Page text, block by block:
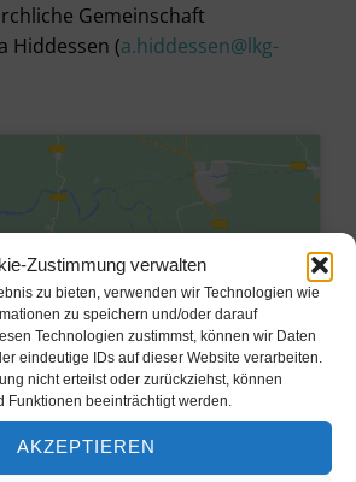
Zustimmung verwalten
zu bieten, verwenden wir Technologien wie
zu speichern und/oder darauf
Technologien zustimmst, können wir Daten
eindeutige IDs auf dieser Website verarbeiten.
nicht erteilst oder zurückziehst, können
Funktionen beeinträchtigt werden.
AKZEPTIEREN
Gemeinschaft
Hiddessen (a.hiddessen@lkg-
um Marketing-Cookies